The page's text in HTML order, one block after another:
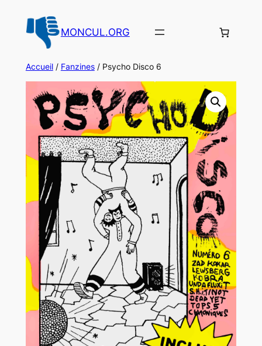
contenu
MONCUL.ORG
Accueil/ Fanzines/ Psycho Disco 6